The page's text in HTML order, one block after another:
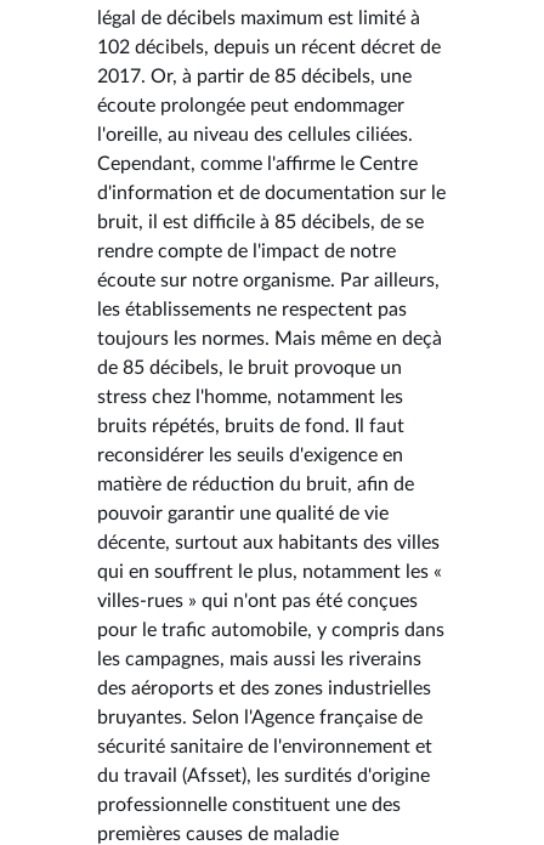
légal de décibels maximum est limité à
102 décibels, depuis un récent décret de
2017. Or, à partir de 85 décibels, une
écoute prolongée peut endommager
l'oreille, au niveau des cellules ciliées.
Cependant, comme l'affirme le Centre
d'information et de documentation sur le
bruit, il est difficile à 85 décibels, de se
rendre compte de l'impact de notre
écoute sur notre organisme. Par ailleurs,
les établissements ne respectent pas
toujours les normes. Mais même en deçà
de 85 décibels, le bruit provoque un
stress chez l'homme, notamment les
bruits répétés, bruits de fond. Il faut
reconsidérer les seuils d'exigence en
matière de réduction du bruit, afin de
pouvoir garantir une qualité de vie
décente, surtout aux habitants des villes
qui en souffrent le plus, notamment les «
villes-rues » qui n'ont pas été conçues
pour le trafic automobile, y compris dans
les campagnes, mais aussi les riverains
des aéroports et des zones industrielles
bruyantes. Selon l'Agence française de
sécurité sanitaire de l'environnement et
du travail (Afsset), les surdités d'origine
professionnelle constituent une des
premières causes de maladie